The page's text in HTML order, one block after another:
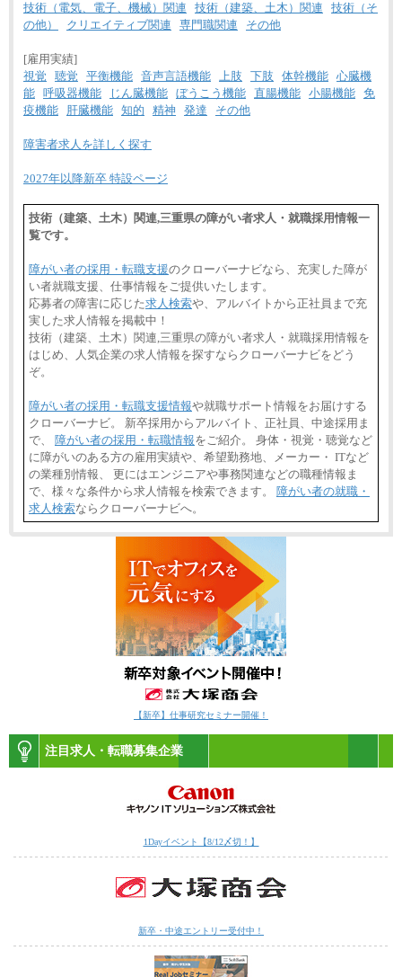
技術（電気、電子、機械）関連 技術（建築、土木）関連
技術（そ
の他）
クリエイティブ関連 専門職関連 その他
[雇用実績]
視覚
聴覚 平衡機能 音声言語機能 上肢 下肢 体幹機能 心臓機
能 呼吸器機能 じん臓機能 ぼうこう機能 直腸機能 小腸機能 免
疫機能
肝臓機能 知的 精神 発達 その他
障害者求人を詳しく探す
2027年以降新卒 特設ページ
技術（建築、土木）関連,三重県の障がい者求人・就職採用情報一
覧です。
障がい者の採用・転職支援のクローバーナビなら、充実した障が
い者就職支援、仕事情報をご提供いたします。
応募者の障害に応じた求人検索や、アルバイトから正社員まで充
実した求人情報を掲載中！
技術（建築、土木）関連,三重県の障がい者求人・就職採用情報を
はじめ、人気企業の求人情報を探すならクローバーナビをどう
ぞ。
障がい者の採用・転職支援情報や就職サポート情報をお届けする
クローバーナビ。 新卒採用からアルバイト、正社員、中途採用ま
で、 障がい者の採用・転職情報をご紹介。 身体・視覚・聴覚など
に障がいのある方の雇用実績や、希望勤務地、メーカー・ ITなど
の業種別情報、 更にはエンジニアや事務関連などの職種情報ま
で、様々な条件から求人情報を検索できます。 障がい者の就職・
求人検索ならクローバーナビへ。
【新卒】仕事研究セミナー開催！
注目求人・転職募集企業
1Dayイベント【8/12〆切！】
新卒・中途エントリー受付中！